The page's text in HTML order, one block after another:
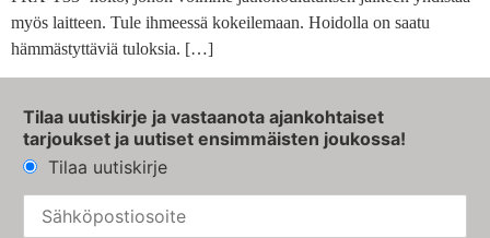
myös laitteen. Tule ihmeessä kokeilemaan. Hoidolla on saatu
hämmästyttäviä tuloksia. […]
Tilaa uutiskirje ja vastaanota ajankohtaiset
tarjoukset ja uutiset ensimmäisten joukossa!
Tilaa uutiskirje